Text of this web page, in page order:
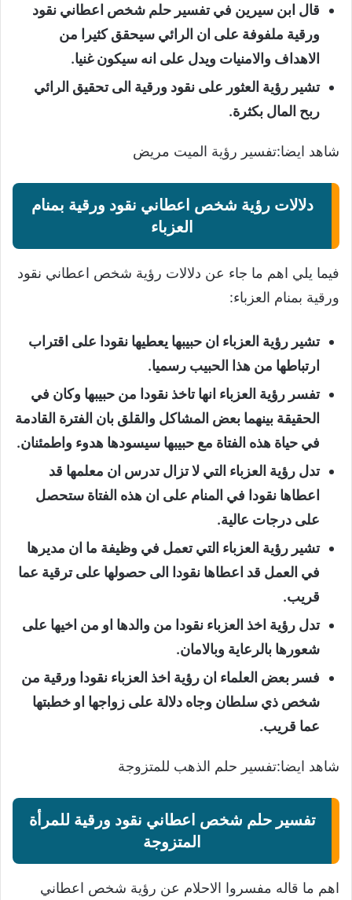
قال ابن سيرين في تفسير حلم شخص اعطاني نقود
ورقية ملفوفة على ان الرائي سيحقق كثيرا من
الاهداف والامنيات ويدل على انه سيكون غنيا.
تشير رؤية العثور على نقود ورقية الى تحقيق الرائي
ربح المال بكثرة.
شاهد ايضا:تفسير رؤية الميت مريض
دلالات رؤية شخص اعطاني نقود ورقية بمنام
العزباء
فيما يلي اهم ما جاء عن دلالات رؤية شخص اعطاني نقود
ورقية بمنام العزباء:
تشير رؤية العزباء ان حبيبها يعطيها نقودا على اقتراب
ارتباطها من هذا الحبيب رسميا.
تفسر رؤية العزباء انها تاخذ نقودا من حبيبها وكان في
الحقيقة بينهما بعض المشاكل والقلق بان الفترة القادمة
في حياة هذه الفتاة مع حبيبها سيسودها هدوء واطمئنان.
تدل رؤية العزباء التي لا تزال تدرس ان معلمها قد
اعطاها نقودا في المنام على ان هذه الفتاة ستحصل
على درجات عالية.
تشير رؤية العزباء التي تعمل في وظيفة ما ان مديرها
في العمل قد اعطاها نقودا الى حصولها على ترقية عما
قريب.
تدل رؤية اخذ العزباء نقودا من والدها او من اخيها على
شعورها بالرعاية وبالامان.
فسر بعض العلماء ان رؤية اخذ العزباء نقودا ورقية من
شخص ذي سلطان وجاه دلالة على زواجها او خطبتها
عما قريب.
شاهد ايضا:تفسير حلم الذهب للمتزوجة
تفسير حلم شخص اعطاني نقود ورقية للمرأة
المتزوجة
اهم ما قاله مفسروا الاحلام عن رؤية شخص اعطاني